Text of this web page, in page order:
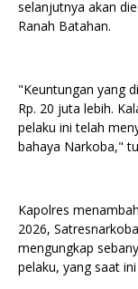
selanjutnya akan
Ranah Batahan.
"Keuntungan yang
Rp. 20 juta lebih.
pelaku ini telah
bahaya Narkoba,"
Kapolres
2026,
mengungkap
pelaku, yang saat